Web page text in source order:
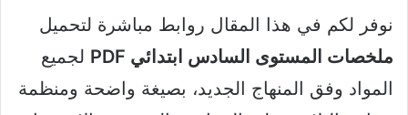
نوفر لكم في هذا المقال روابط مباشرة لتحميل
ملخصات المستوى السادس ابتدائي PDF
لجميع
المواد وفق المنهاج الجديد، بصيغة واضحة ومنظمة